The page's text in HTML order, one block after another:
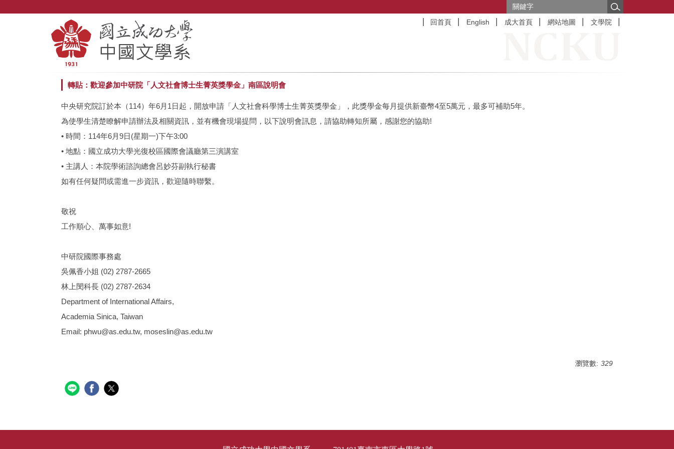
回首頁 English 成大首頁 網站地圖 文學院
轉貼：歡迎參加中研院「人文社會博士生菁英獎學金」南區說明會
中央研究院訂於本（114）年6月1日起，開放申請「人文社會科學博士生菁英獎學金」，此獎學金每月提供新臺幣4至5萬元，最多可補助5年。
為使學生清楚瞭解申請辦法及相關資訊，並有機會現場提問，以下說明會訊息，請協助轉知所屬，感謝您的協助!
• 時間：114年6月9日(星期一)下午3:00
• 地點：國立成功大學光復校區國際會議廳第三演講室
• 主講人：本院學術諮詢總會呂妙芬副執行秘書
如有任何疑問或需進一步資訊，歡迎隨時聯繫。
敬祝
工作順心、萬事如意!
中研院國際事務處
吳佩香小姐 (02) 2787-2665
林上閔科長 (02) 2787-2634
Department of International Affairs,
Academia Sinica, Taiwan
Email: phwu@as.edu.tw, moseslin@as.edu.tw
瀏覽數: 329